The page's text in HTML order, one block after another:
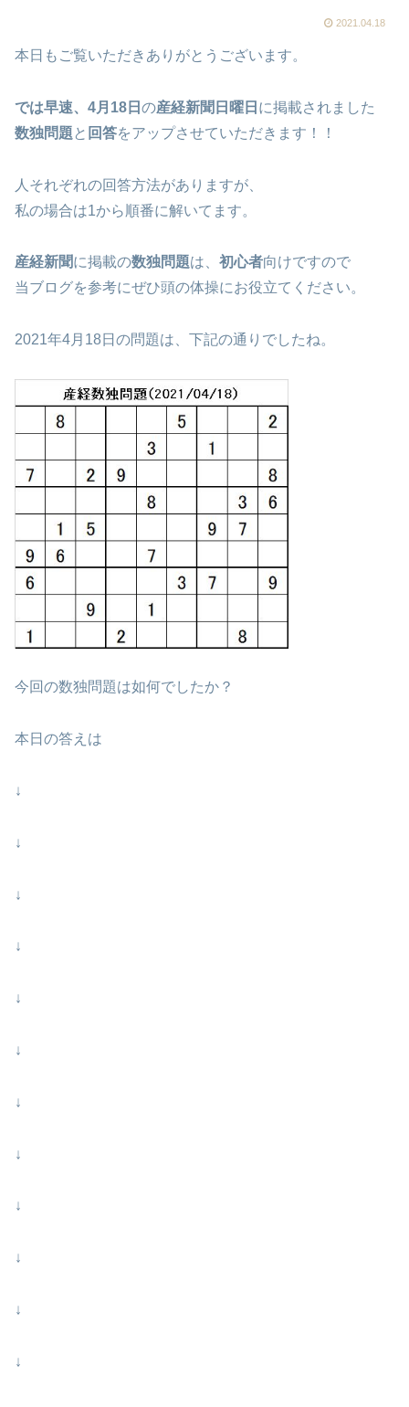
2021.04.18
本日もご覧いただきありがとうございます。
では早速、4月18日 の産経新聞日曜日 に掲載されました
数独問題 と 回答をアップさせていただきます！！
人それぞれの回答方法がありますが、
私の場合は1から順番に解いてます。
産経新聞に掲載の数独問題は、 初心者向けですので
当ブログを参考にぜひ頭の体操にお役立てください。
2021年4月18日の問題は、下記の通りでしたね。
今回の数独問題は如何でしたか？
本日の答えは
↓
↓
↓
↓
↓
↓
↓
↓
↓
↓
↓
↓